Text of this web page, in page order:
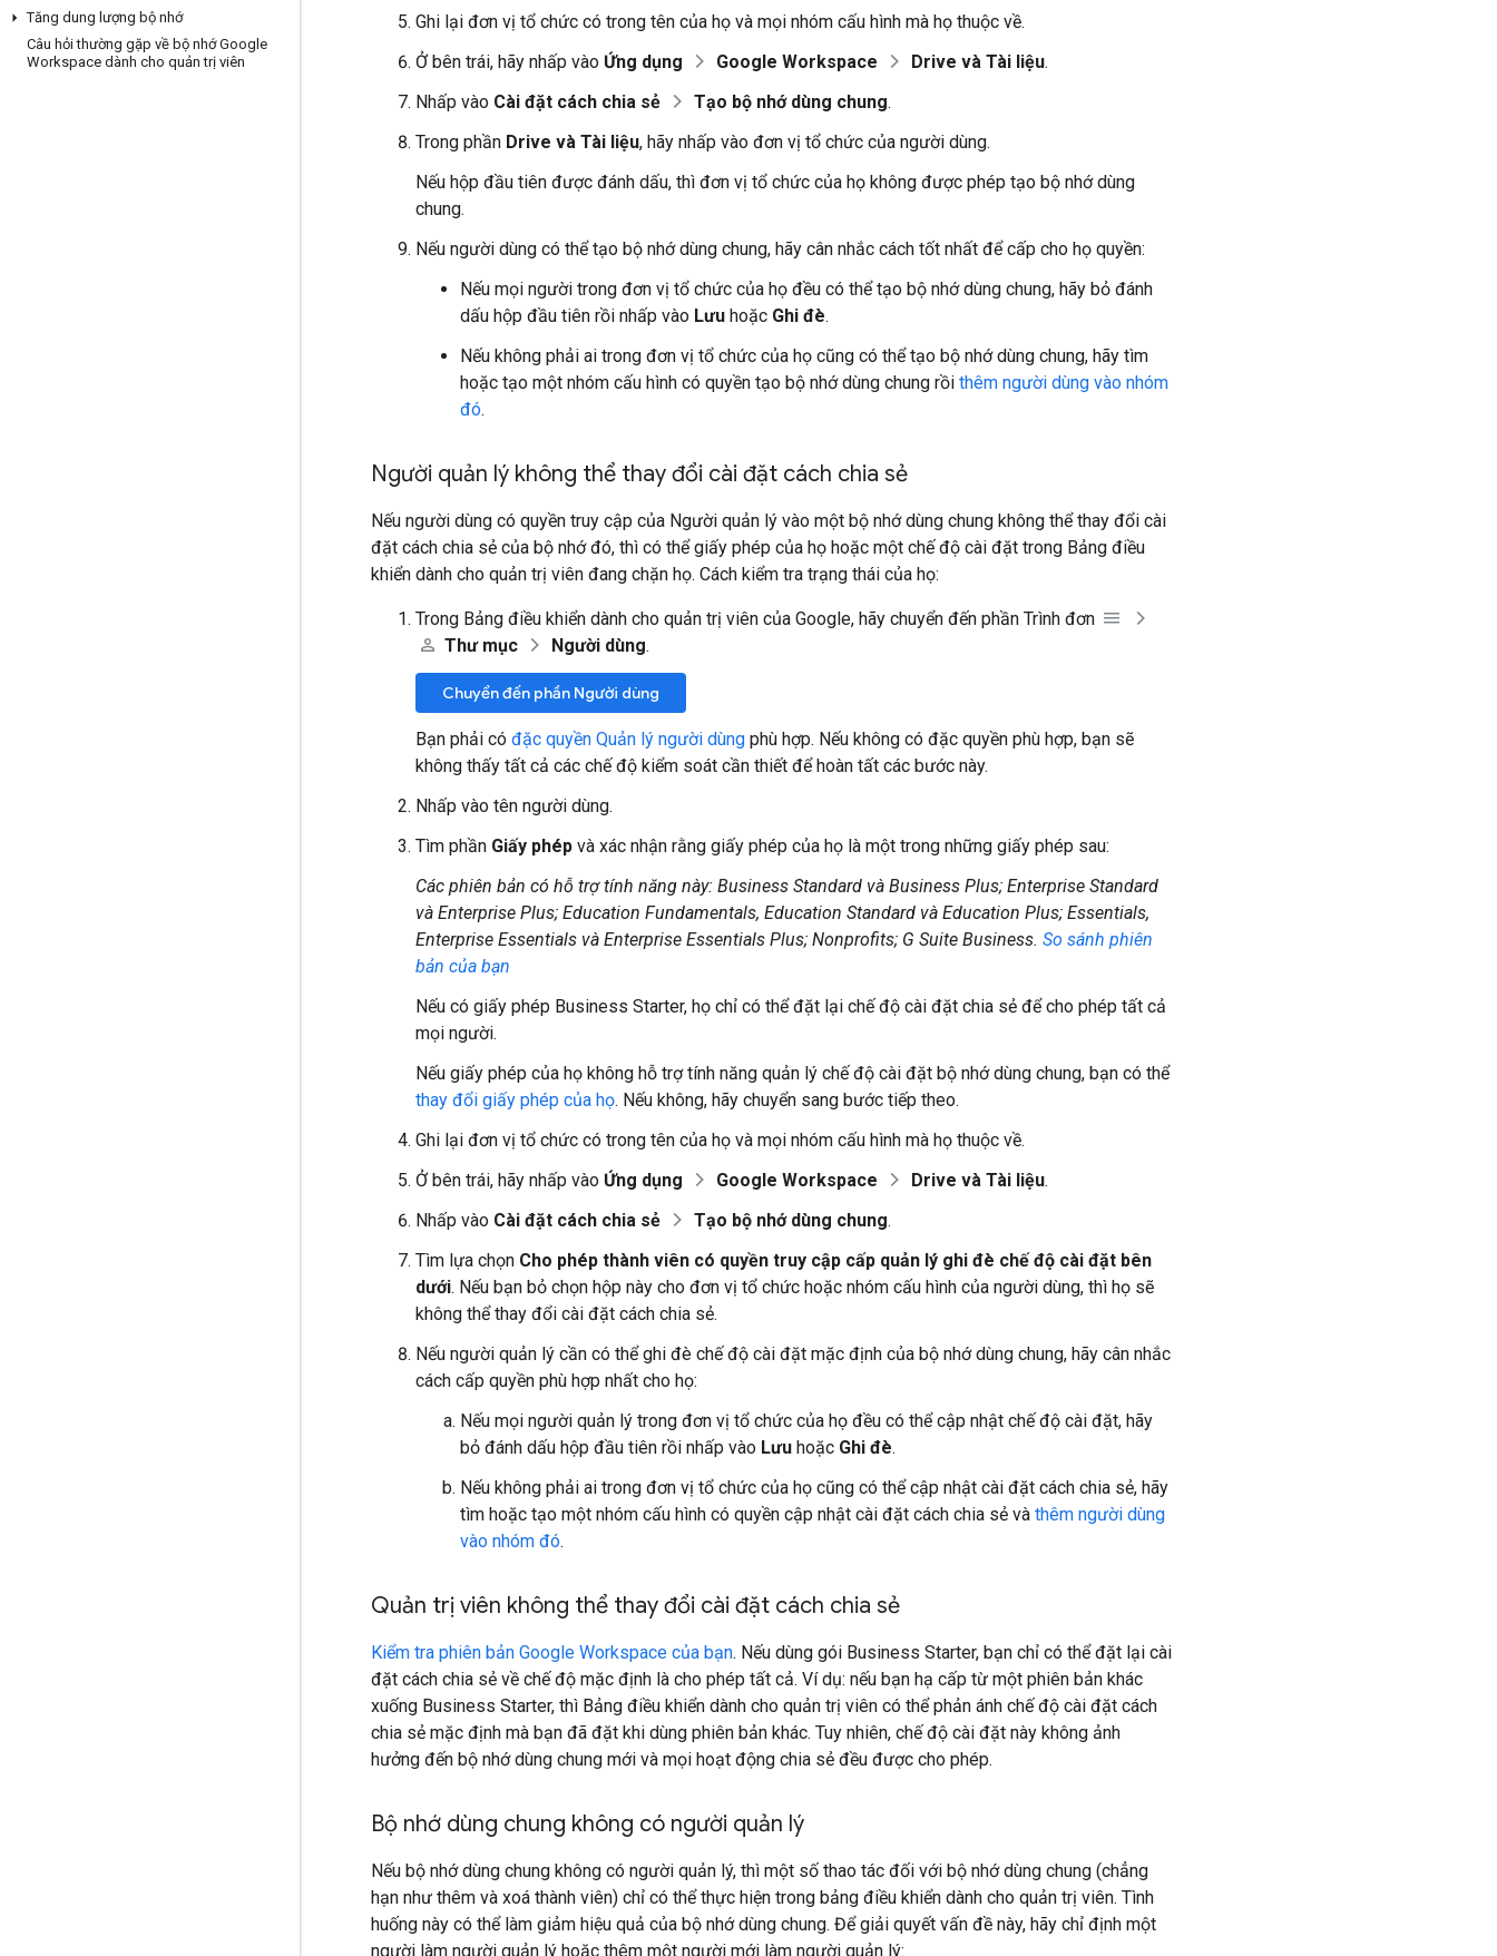
Tăng dung lượng bộ nhớ
Câu hỏi thường gặp về bộ nhớ Google
Workspace dành cho quản trị viên
Ghi lại đơn vị tổ chức có trong tên của họ và mọi nhóm cấu hình mà họ thuộc về.
Ở bên trái, hãy nhấp vào Ứng dụng Google Workspace Drive và Tài liệu.
Nhấp vào Cài đặt cách chia sẻ Tạo bộ nhớ dùng chung.
Trong phần Drive và Tài liệu, hãy nhấp vào đơn vị tổ chức của người dùng.
Nếu hộp đầu tiên được đánh dấu, thì đơn vị tổ chức của họ không được phép tạo bộ nhớ dùng
chung.
Nếu người dùng có thể tạo bộ nhớ dùng chung, hãy cân nhắc cách tốt nhất để cấp cho họ quyền:
Nếu mọi người trong đơn vị tổ chức của họ đều có thể tạo bộ nhớ dùng chung, hãy bỏ đánh
dấu hộp đầu tiên rồi nhấp vào Lưu hoặc Ghi đè.
Nếu không phải ai trong đơn vị tổ chức của họ cũng có thể tạo bộ nhớ dùng chung, hãy tìm
hoặc tạo một nhóm cấu hình có quyền tạo bộ nhớ dùng chung rồi thêm người dùng vào nhóm
đó.
Người quản lý không thể thay đổi cài đặt cách chia sẻ
Nếu người dùng có quyền truy cập của Người quản lý vào một bộ nhớ dùng chung không thể thay đổi cài
đặt cách chia sẻ của bộ nhớ đó, thì có thể giấy phép của họ hoặc một chế độ cài đặt trong Bảng điều
khiển dành cho quản trị viên đang chặn họ. Cách kiểm tra trạng thái của họ:
Trong Bảng điều khiển dành cho quản trị viên của Google, hãy chuyển đến phần Trình đơn
Thư mục
Người dùng.
Chuyển đến phần Người dùng
Bạn phải có đặc quyền Quản lý người dùng phù hợp. Nếu không có đặc quyền phù hợp, bạn sẽ
không thấy tất cả các chế độ kiểm soát cần thiết để hoàn tất các bước này.
Nhấp vào tên người dùng.
Tìm phần Giấy phép và xác nhận rằng giấy phép của họ là một trong những giấy phép sau:
Các phiên bản có hỗ trợ tính năng này: Business Standard và Business Plus; Enterprise Standard
và Enterprise Plus; Education Fundamentals, Education Standard và Education Plus; Essentials,
Enterprise Essentials và Enterprise Essentials Plus; Nonprofits; G Suite Business. So sánh phiên
bản của bạn
Nếu có giấy phép Business Starter, họ chỉ có thể đặt lại chế độ cài đặt chia sẻ để cho phép tất cả
mọi người.
Nếu giấy phép của họ không hỗ trợ tính năng quản lý chế độ cài đặt bộ nhớ dùng chung, bạn có thể
thay đổi giấy phép của họ. Nếu không, hãy chuyển sang bước tiếp theo.
Ghi lại đơn vị tổ chức có trong tên của họ và mọi nhóm cấu hình mà họ thuộc về.
Ở bên trái, hãy nhấp vào Ứng dụng Google Workspace Drive và Tài liệu.
Nhấp vào Cài đặt cách chia sẻ Tạo bộ nhớ dùng chung.
Tìm lựa chọn Cho phép thành viên có quyền truy cập cấp quản lý ghi đè chế độ cài đặt bên
dưới. Nếu bạn bỏ chọn hộp này cho đơn vị tổ chức hoặc nhóm cấu hình của người dùng, thì họ sẽ
không thể thay đổi cài đặt cách chia sẻ.
Nếu người quản lý cần có thể ghi đè chế độ cài đặt mặc định của bộ nhớ dùng chung, hãy cân nhắc
cách cấp quyền phù hợp nhất cho họ:
Nếu mọi người quản lý trong đơn vị tổ chức của họ đều có thể cập nhật chế độ cài đặt, hãy
bỏ đánh dấu hộp đầu tiên rồi nhấp vào Lưu hoặc Ghi đè.
Nếu không phải ai trong đơn vị tổ chức của họ cũng có thể cập nhật cài đặt cách chia sẻ, hãy
tìm hoặc tạo một nhóm cấu hình có quyền cập nhật cài đặt cách chia sẻ và thêm người dùng
vào nhóm đó.
Quản trị viên không thể thay đổi cài đặt cách chia sẻ
Kiểm tra phiên bản Google Workspace của bạn. Nếu dùng gói Business Starter, bạn chỉ có thể đặt lại cài
đặt cách chia sẻ về chế độ mặc định là cho phép tất cả. Ví dụ: nếu bạn hạ cấp từ một phiên bản khác
xuống Business Starter, thì Bảng điều khiển dành cho quản trị viên có thể phản ánh chế độ cài đặt cách
chia sẻ mặc định mà bạn đã đặt khi dùng phiên bản khác. Tuy nhiên, chế độ cài đặt này không ảnh
hưởng đến bộ nhớ dùng chung mới và mọi hoạt động chia sẻ đều được cho phép.
Bộ nhớ dùng chung không có người quản lý
Nếu bộ nhớ dùng chung không có người quản lý, thì một số thao tác đối với bộ nhớ dùng chung (chẳng
hạn như thêm và xoá thành viên) chỉ có thể thực hiện trong bảng điều khiển dành cho quản trị viên. Tình
huống này có thể làm giảm hiệu quả của bộ nhớ dùng chung. Để giải quyết vấn đề này, hãy chỉ định một
người làm người quản lý hoặc thêm một người mới làm người quản lý: